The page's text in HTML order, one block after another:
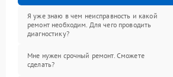
Я уже знаю в чем неисправность и какой
ремонт необходим. Для чего проводить
диагностику?
Мне нужен срочный ремонт. Сможете
сделать?